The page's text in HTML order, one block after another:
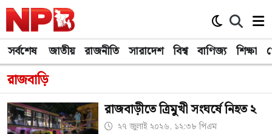
সর্বশেষ জাতীয় রাজনীতি সারাদেশ বিশ্ব বাণিজ্য শিক্ষা
রাজবাড়ি
রাজবাড়ীতে ত্রিমুখী সংঘর্ষে নিহত ২
২৭ জুলাই ২০২৬, ১২:৩৮ পিএম